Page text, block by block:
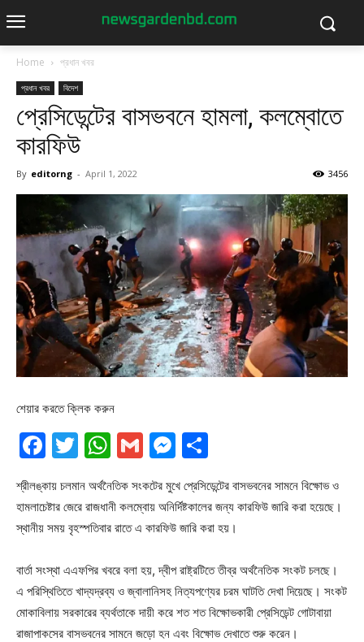
Home প্রধান খবর
প্রধান খবর বিদেশ
প্রেসিডেন্টের বাসভবনে হামলা, কলম্বোতে
কারফিউ
By editorng - April 1, 2022 3456
শেয়ার করতে ক্লিক করুন
Facebook
Twitter
WhatsApp
GmailMessenger
শ্রীলঙ্কায় চলমান অর্থনৈতিক সংকটের মুখে প্রেসিডেন্টের বাসভবনের সামনে বিক্ষোভ ও
হামলাচেষ্টার জেরে রাজধানী কলম্বোয় অনির্দিষ্টকালের জন্য কারফিউ জারি করা হয়েছে।
স্থানীয় সময় বৃহস্পতিবার রাতে এ কারফিউ জারি করা হয়।
বার্তা সংস্থা এএফপির খবরে বলা হয়, দ্বীপ রাষ্ট্রটিতে তীব্র অর্থনৈতিক সংকট চলছে।
এ পরিস্থিতিতে খাদ্যদ্রব্য ও জ্বালানিসহ নিত্যপণ্যের চরম ঘাটতি দেখা দিয়েছে। সংকট
মোকাবিলায় সরকারের ব্যর্থতাকে দায়ী করে শত শত বিক্ষোভকারী প্রেসিডেন্ট গোটাবায়া
রাজাপাকসের বাসভবনের সামনে জড়ো হন এবং বিক্ষোভ দেখাতে শুরু করেন।